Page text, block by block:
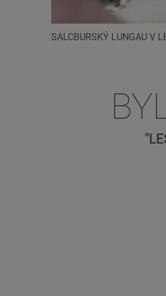
SALCBURSKÝ LUNGAU V